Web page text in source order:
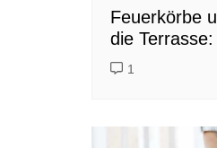
Feuerkörbe
die
1